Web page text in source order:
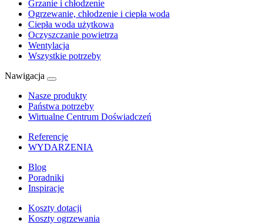
Grzanie i chłodzenie
Ogrzewanie, chłodzenie i ciepła woda
Ciepła woda użytkowa
Oczyszczanie powietrza
Wentylacja
Wszystkie potrzeby
Nawigacja
Nasze produkty
Państwa potrzeby
Wirtualne Centrum Doświadczeń
Referencje
WYDARZENIA
Blog
Poradniki
Inspiracje
Koszty dotacji
Koszty ogrzewania